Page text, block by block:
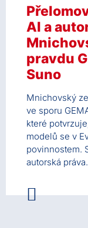
AI a
pravdu
Suno
Mnichovský
ve sporu
které
modelů se v
povinnostem.
autorská